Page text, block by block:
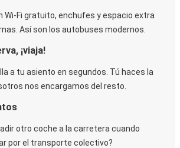
Wi-Fi gratuito, enchufes y espacio extra
Así son los autobuses modernos.
¡viaja!
a tu asiento en segundos. Tú haces la
nos encargamos del resto.
otro coche a la carretera cuando
por el transporte colectivo?